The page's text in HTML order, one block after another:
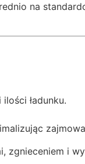
na
ładunku.
zgnieceniem i